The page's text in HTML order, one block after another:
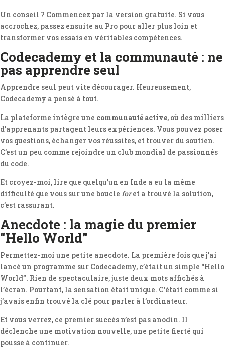
Un conseil ? Commencez par la version gratuite. Si vous
accrochez, passez ensuite au Pro pour aller plus loin et
transformer vos essais en véritables compétences.
Codecademy et la communauté : ne
pas apprendre seul
Apprendre seul peut vite décourager. Heureusement,
Codecademy a pensé à tout.
La plateforme intègre une communauté active, où des milliers
d’apprenants partagent leurs expériences. Vous pouvez poser
vos questions, échanger vos réussites, et trouver du soutien.
C’est un peu comme rejoindre un club mondial de passionnés
du code.
Et croyez-moi, lire que quelqu’un en Inde a eu la même
difficulté que vous sur une boucle foret a trouvé la solution,
c’est rassurant.
Anecdote : la magie du premier
“Hello World”
Permettez-moi une petite anecdote. La première fois que j’ai
lancé un programme sur Codecademy, c’était un simple “Hello
World”. Rien de spectaculaire, juste deux mots affichés à
l’écran. Pourtant, la sensation était unique. C’était comme si
j’avais enfin trouvé la clé pour parler à l’ordinateur.
Et vous verrez, ce premier succès n’est pas anodin. Il
déclenche une motivation nouvelle, une petite fierté qui
pousse à continuer.